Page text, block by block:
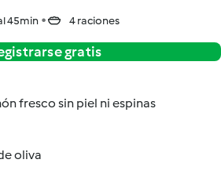
45min 4 raciones
gratis
fresco sin piel ni espinas
oliva